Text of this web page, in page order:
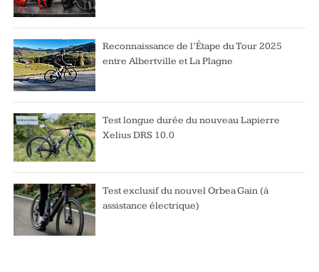
Reconnaissance de l’Étape du Tour 2025
entre Albertville et La Plagne
Test longue durée du nouveau Lapierre
Xelius DRS 10.0
Test exclusif du nouvel Orbea Gain (à
assistance électrique)